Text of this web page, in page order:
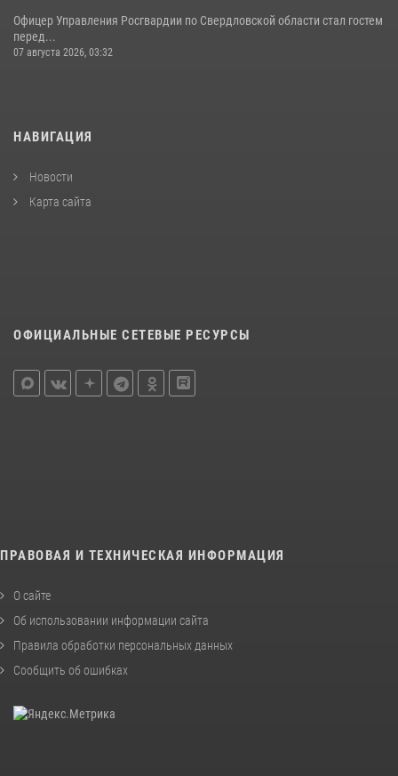
Офицер Управления Росгвардии по Свердловской области стал гостем
перед...
07 августа 2026, 03:32
НАВИГАЦИЯ
Новости
Карта сайта
ОФИЦИАЛЬНЫЕ СЕТЕВЫЕ РЕСУРСЫ
ПРАВОВАЯ И ТЕХНИЧЕСКАЯ ИНФОРМАЦИЯ
О сайте
Об использовании информации сайта
Правила обработки персональных данных
Сообщить об ошибках